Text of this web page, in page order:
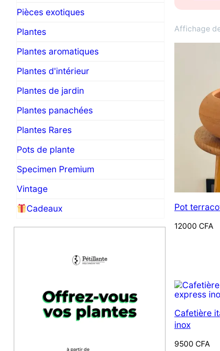
Pièces exotiques
Plantes
Plantes aromatiques
Plantes d'intérieur
Plantes de jardin
Plantes panachées
Plantes Rares
Pots de plante
Specimen Premium
Vintage
Cadeaux
Affichage
Pot
12000 CFA
Cafetière
inox
9500 CFA